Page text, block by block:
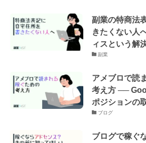
副業の特商法
きたくない人
ィスという解
副業
アメブロで読
考え方 ──
ポジションの
ブログ
ブログで稼ぐ